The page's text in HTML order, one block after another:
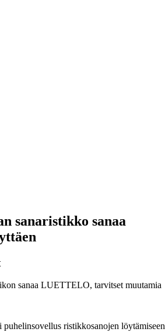
sanaristikko sanaa
sanaa LUETTELO, tarvitset muutamia
puhelinsovellus ristikkosanojen löytämiseen